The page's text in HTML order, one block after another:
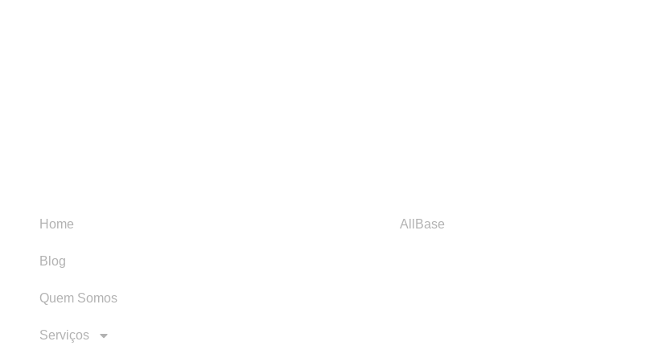
Home
Blog
Quem Somos
Serviços
AllBase